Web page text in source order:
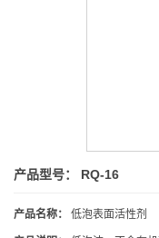
产品型号： RQ-16
产品名称： 低泡表面活性剂